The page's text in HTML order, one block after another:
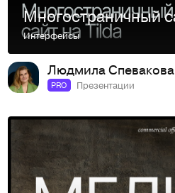
Интерфейсы
Людмила Спевакова
PRO Презентации